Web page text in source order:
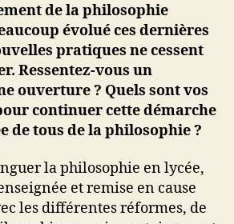
de la philosophie
évolué ces dernières
pratiques ne cessent
Ressentez-vous un
ouverture ? Quels sont vos
continuer cette démarche
de tous de la philosophie ?
la philosophie en lycée,
et remise en cause
les différentes réformes, de